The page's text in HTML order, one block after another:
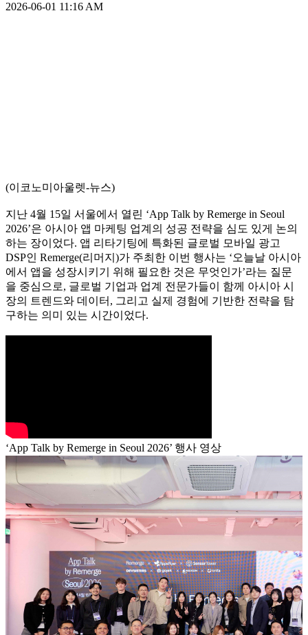
2026-06-01 11:16 AM
(이코노미아울렛-뉴스)
지난 4월 15일 서울에서 열린 ‘App Talk by Remerge in Seoul
2026’은 아시아 앱 마케팅 업계의 성공 전략을 심도 있게 논의
하는 장이었다. 앱 리타기팅에 특화된 글로벌 모바일 광고
DSP인 Remerge(리머지)가 주최한 이번 행사는 ‘오늘날 아시아
에서 앱을 성장시키기 위해 필요한 것은 무엇인가’라는 질문
을 중심으로, 글로벌 기업과 업계 전문가들이 함께 아시아 시
장의 트렌드와 데이터, 그리고 실제 경험에 기반한 전략을 탐
구하는 의미 있는 시간이었다.
‘App Talk by Remerge in Seoul 2026’ 행사 영상